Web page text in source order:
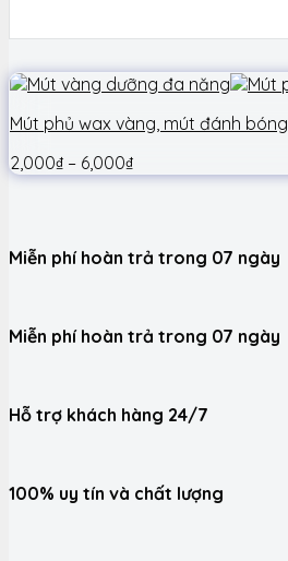
Mút phủ wax vàng, mút đánh bóng
2,000₫ – 6,000₫
Miễn phí hoàn trả trong 07 ngày
Miễn phí hoàn trả trong 07 ngày
Hỗ trợ khách hàng 24/7
100% uy tín và chất lượng